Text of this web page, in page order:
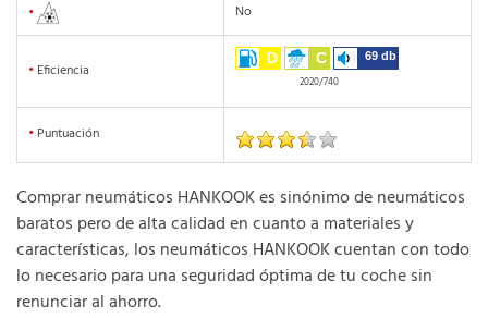
• No
• Eficiencia
D C 69 db
2020/740
• Puntuación
Comprar neumáticos HANKOOK es sinónimo de neumáticos
baratos pero de alta calidad en cuanto a materiales y
características, los neumáticos HANKOOK cuentan con todo
lo necesario para una seguridad óptima de tu coche sin
renunciar al ahorro.